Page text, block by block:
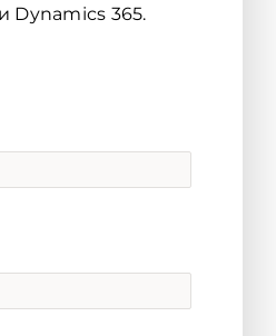
Dynamics 365.